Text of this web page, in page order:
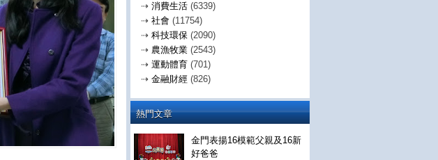
⇢ 消費生活 (6339)
⇢ 社會 (11754)
⇢ 科技環保 (2090)
⇢ 農漁牧業 (2543)
⇢ 運動體育 (701)
⇢ 金融財經 (826)
熱門文章
金門表揚16模範父親及16新
好爸爸